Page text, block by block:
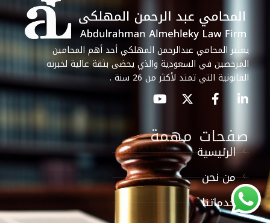
يعتبر المحامي عبدالرحمن المهلكي أحد أهم المحامين
المرخصين في السعودية والذي يحضى بثقة عالية لخبرته
القانونية التي تمتد لأكثر من 26 سنة .
صفحات مهمة
الرئيسية
من نحن
خدماتنا